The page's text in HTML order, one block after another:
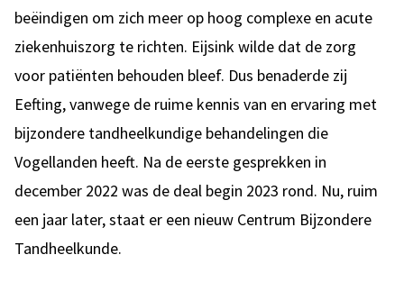
beëindigen om zich meer op hoog complexe en acute
ziekenhuiszorg te richten. Eijsink wilde dat de zorg
voor patiënten behouden bleef. Dus benaderde zij
Eefting, vanwege de ruime kennis van en ervaring met
bijzondere tandheelkundige behandelingen die
Vogellanden heeft. Na de eerste gesprekken in
december 2022 was de deal begin 2023 rond. Nu, ruim
een jaar later, staat er een nieuw Centrum Bijzondere
Tandheelkunde.